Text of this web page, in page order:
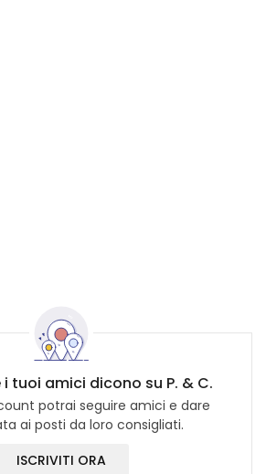
tuoi amici dicono su P. & C.
potrai seguire amici e dare
ai posti da loro consigliati.
ISCRIVITI ORA